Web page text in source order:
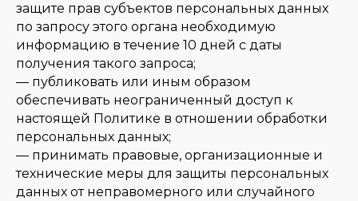
защите прав субъектов персональных данных
по запросу этого органа необходимую
информацию в течение 10 дней с даты
получения такого запроса;
— публиковать или иным образом
обеспечивать неограниченный доступ к
настоящей Политике в отношении обработки
персональных данных;
— принимать правовые, организационные и
технические меры для защиты персональных
данных от неправомерного или случайного